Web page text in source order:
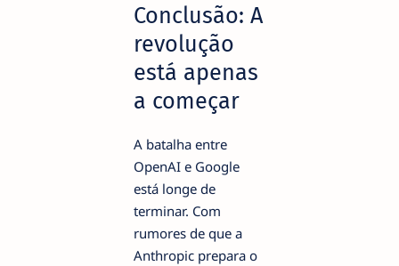
Conclusão: A
revolução
está apenas
a começar
A batalha entre
OpenAI e Google
está longe de
terminar. Com
rumores de que a
Anthropic prepara o